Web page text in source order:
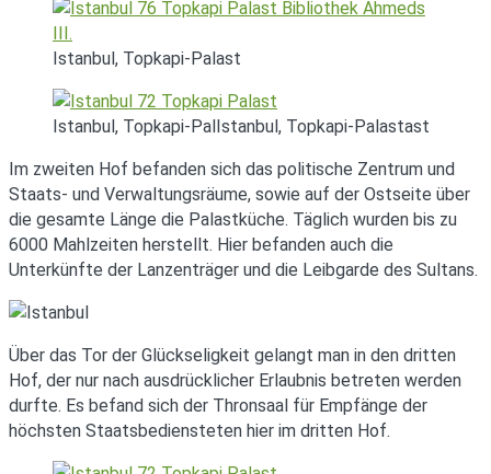
Istanbul, Topkapi-Palast
Istanbul, Topkapi-PalIstanbul, Topkapi-Palastast
Im zweiten Hof befanden sich das politische Zentrum und
Staats- und Verwaltungsräume, sowie auf der Ostseite über
die gesamte Länge die Palastküche. Täglich wurden bis zu
6000 Mahlzeiten herstellt. Hier befanden auch die
Unterkünfte der Lanzenträger und die Leibgarde des Sultans.
Über das Tor der Glückseligkeit gelangt man in den dritten
Hof, der nur nach ausdrücklicher Erlaubnis betreten werden
durfte. Es befand sich der Thronsaal für Empfänge der
höchsten Staatsbediensteten hier im dritten Hof.